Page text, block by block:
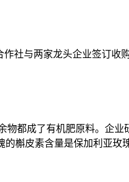
社与两家龙头企业签订收
都成了有机肥原料。企业
槲皮素含量是保加利亚玫